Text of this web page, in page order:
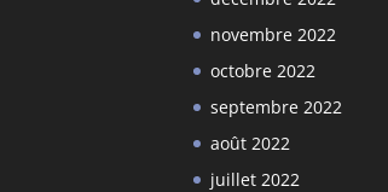
novembre 2022
octobre 2022
septembre 2022
août 2022
juillet 2022